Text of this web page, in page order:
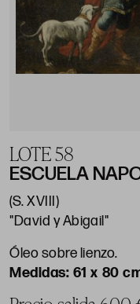
LOTE 58
ESCUELA
(S. XVIII)
"David y Abigail"
Óleo sobre lienzo.
61 x 80